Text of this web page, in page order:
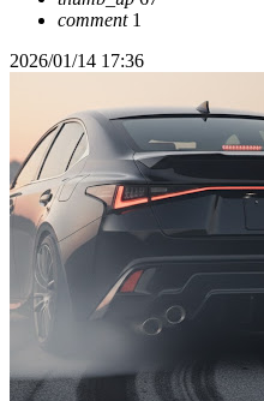
comment1
2026/01/14 17:36